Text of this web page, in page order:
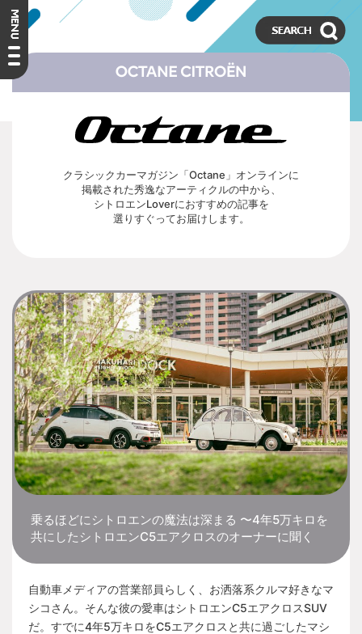
クラシックカーマガジン「Octane」オンラインに
掲載された秀逸なアーティクルの中から、
シトロエンLoverにおすすめの記事を
選りすぐってお届けします。
乗るほどにシトロエンの魔法は深まる 〜4年5万キロを
共にしたシトロエンC5エアクロスのオーナーに聞く
自動車メディアの営業部員らしく、お洒落系クルマ好きなマ
シコさん。そんな彼の愛車はシトロエンC5エアクロスSUV
だ。すでに4年5万キロをC5エアクロスと共に過ごしたマシ